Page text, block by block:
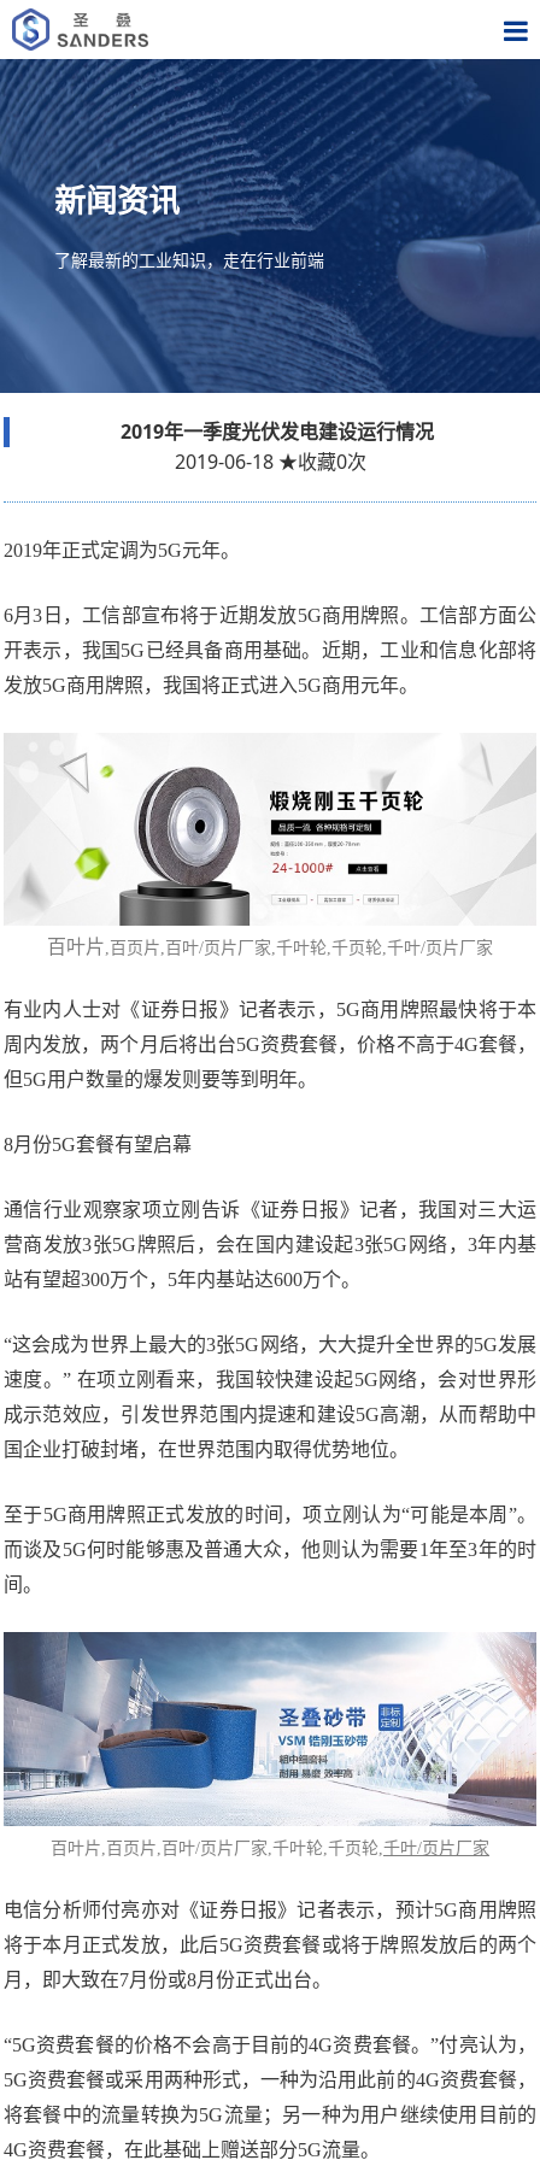
新闻资讯
了解最新的工业知识，走在行业前端
2019年一季度光伏发电建设运行情况
2019-06-18 ★收藏0次
2019年正式定调为5G元年。
6月3日，工信部宣布将于近期发放5G商用牌照。工信部方面公
开表示，我国5G已经具备商用基础。近期，工业和信息化部将
发放5G商用牌照，我国将正式进入5G商用元年。
百叶片,百页片,百叶/页片厂家,千叶轮,千页轮,千叶/页片厂家
有业内人士对《证券日报》记者表示，5G商用牌照最快将于本
周内发放，两个月后将出台5G资费套餐，价格不高于4G套餐，
但5G用户数量的爆发则要等到明年。
8月份5G套餐有望启幕
通信行业观察家项立刚告诉《证券日报》记者，我国对三大运
营商发放3张5G牌照后，会在国内建设起3张5G网络，3年内基
站有望超300万个，5年内基站达600万个。
“这会成为世界上最大的3张5G网络，大大提升全世界的5G发展
速度。” 在项立刚看来，我国较快建设起5G网络，会对世界形
成示范效应，引发世界范围内提速和建设5G高潮，从而帮助中
国企业打破封堵，在世界范围内取得优势地位。
至于5G商用牌照正式发放的时间，项立刚认为“可能是本周”。
而谈及5G何时能够惠及普通大众，他则认为需要1年至3年的时
间。
百叶片,百页片,百叶/页片厂家,千叶轮,千页轮,千叶/页片厂家
电信分析师付亮亦对《证券日报》记者表示，预计5G商用牌照
将于本月正式发放，此后5G资费套餐或将于牌照发放后的两个
月，即大致在7月份或8月份正式出台。
“5G资费套餐的价格不会高于目前的4G资费套餐。”付亮认为，
5G资费套餐或采用两种形式，一种为沿用此前的4G资费套餐，
将套餐中的流量转换为5G流量；另一种为用户继续使用目前的
4G资费套餐，在此基础上赠送部分5G流量。